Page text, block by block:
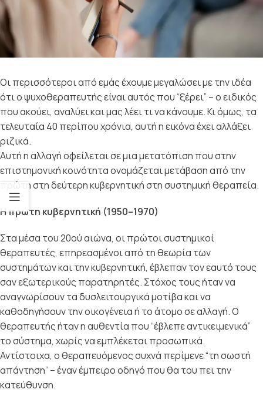
Οι περισσότεροι από εμάς έχουμε μεγαλώσει με την ιδέα
ότι ο ψυχοθεραπευτής είναι αυτός που “ξέρει” – ο ειδικός
που ακούει, αναλύει και μας λέει τι να κάνουμε. Κι όμως, τα
τελευταία 40 περίπου χρόνια, αυτή η εικόνα έχει αλλάξει
ριζικά.
Αυτή η αλλαγή οφείλεται σε μια μετατόπιση που στην
επιστημονική κοινότητα ονομάζεται μετάβαση από την
πρώτη στη δεύτερη κυβερνητική στη συστημική θεραπεία.
Η πρώτη κυβερνητική (1950–1970)
Στα μέσα του 20ού αιώνα, οι πρώτοι συστημικοί
θεραπευτές, επηρεασμένοι από τη θεωρία των
συστημάτων και την κυβερνητική, έβλεπαν τον εαυτό τους
σαν εξωτερικούς παρατηρητές. Στόχος τους ήταν να
αναγνωρίσουν τα δυσλειτουργικά μοτίβα και να
καθοδηγήσουν την οικογένεια ή το άτομο σε αλλαγή. Ο
θεραπευτής ήταν η αυθεντία που “έβλεπε αντικειμενικά”
το σύστημα, χωρίς να εμπλέκεται προσωπικά.
Αντίστοιχα, ο θεραπευόμενος συχνά περίμενε “τη σωστή
απάντηση” – έναν έμπειρο οδηγό που θα του πει την
κατεύθυνση.